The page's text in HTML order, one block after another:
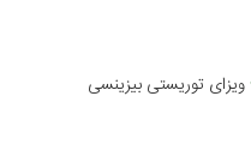
ویزای توریستی بیزینسی